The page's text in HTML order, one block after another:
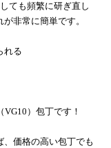
ても頻繁に研ぎ直し
非常に簡単です。
れる
VG10 ）包丁です！
価格の高い包丁でも